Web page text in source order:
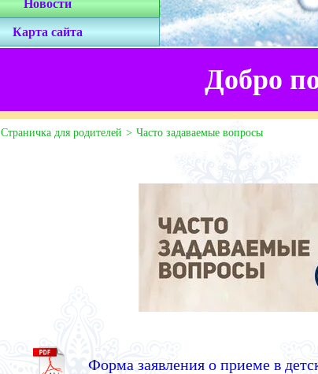
Новости
Карта сайта
Добро
Страничка для родителей Часто задаваемые вопросы
Форма заявления о приеме в